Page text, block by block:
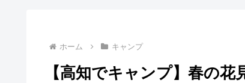
ホーム キャンプ
【高知でキャンプ】春の